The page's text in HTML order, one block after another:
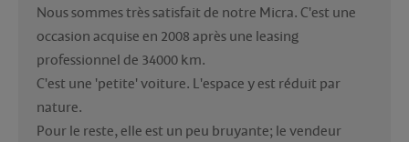
Nous sommes très satisfait de notre Micra. C'est une
occasion acquise en 2008 après une leasing
professionnel de 34000 km.
C'est une 'petite' voiture. L'espace y est réduit par
nature.
Pour le reste, elle est un peu bruyante; le vendeur